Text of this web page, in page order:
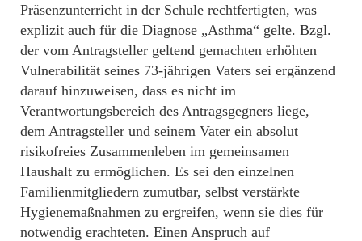
Präsenzunterricht in der Schule rechtfertigten, was
explizit auch für die Diagnose „Asthma“ gelte. Bzgl.
der vom Antragsteller geltend gemachten erhöhten
Vulnerabilität seines 73-jährigen Vaters sei ergänzend
darauf hinzuweisen, dass es nicht im
Verantwortungsbereich des Antragsgegners liege,
dem Antragsteller und seinem Vater ein absolut
risikofreies Zusammenleben im gemeinsamen
Haushalt zu ermöglichen. Es sei den einzelnen
Familienmitgliedern zumutbar, selbst verstärkte
Hygienemaßnahmen zu ergreifen, wenn sie dies für
notwendig erachteten. Einen Anspruch auf